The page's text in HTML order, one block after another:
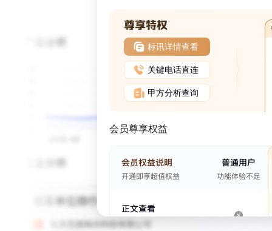
标讯详情查看
关键电话直连
甲方分析查询
会员尊享权益